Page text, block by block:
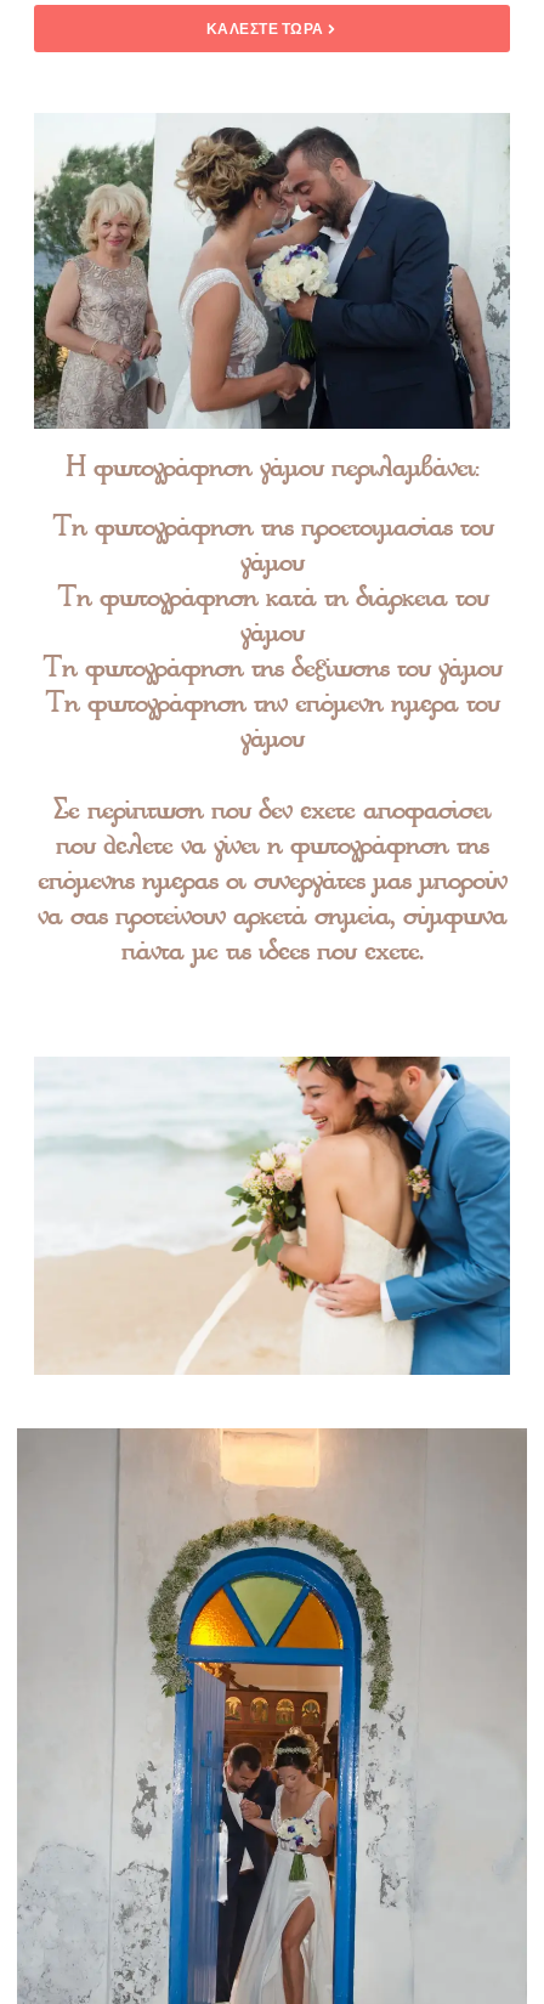
ΚΑΛΕΣΤΕ ΤΩΡΑ
Η φωτογράφηση γάμου περιλαμβάνει:
Τη φωτογράφηση της προετοιμασίας του
γάμου
Τη φωτογράφηση κατά τη διάρκεια του
γάμου
Τη φωτογράφηση της δεξίωσης του γάμου
Τη φωτογράφηση την επόμενη ημέρα του
γάμου
Σε περίπτωση που δεν έχετε αποφασίσει
που θέλετε να γίνει η φωτογράφηση της
επόμενης ημέρας οι συνεργάτες μας μπορούν
να σας προτείνουν αρκετά σημεία, σύμφωνα
πάντα με τις ιδέες που έχετε.